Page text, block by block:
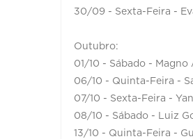
30/09 - Sexta-Feira -
Outubro:
01/10 - Sábado -
06/10 - Quinta-Feira -
07/10 - Sexta-Feira -
08/10 - Sábado - Luiz
13/10 - Quinta-Feira -